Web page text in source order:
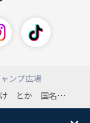
ンプ広場
か有りましたが いつからかなくなりましたね。